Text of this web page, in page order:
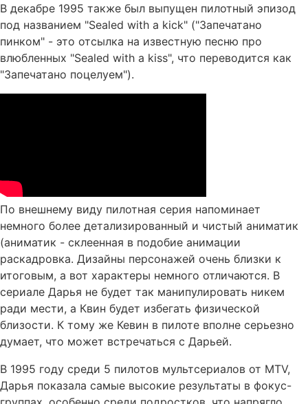
В декабре 1995 также был выпущен пилотный эпизод
под названием "Sealed with a kick" ("Запечатано
пинком" - это отсылка на известную песню про
влюбленных "Sealed with a kiss", что переводится как
"Запечатано поцелуем").
По внешнему виду пилотная серия напоминает
немного более детализированный и чистый аниматик
(аниматик - склеенная в подобие анимации
раскадровка. Дизайны персонажей очень близки к
итоговым, а вот характеры немного отличаются. В
сериале Дарья не будет так манипулировать никем
ради мести, а Квин будет избегать физической
близости. К тому же Кевин в пилоте вполне серьезно
думает, что может встречаться с Дарьей.
В 1995 году среди 5 пилотов мультсериалов от MTV,
Дарья показала самые высокие результаты в фокус-